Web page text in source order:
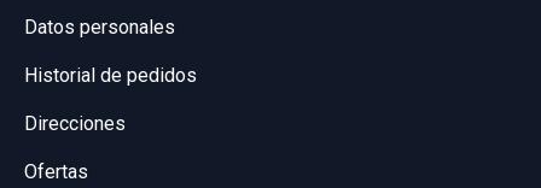
Consultar por whatsapp
Datos personales
Historial de pedidos
Direcciones
Ofertas